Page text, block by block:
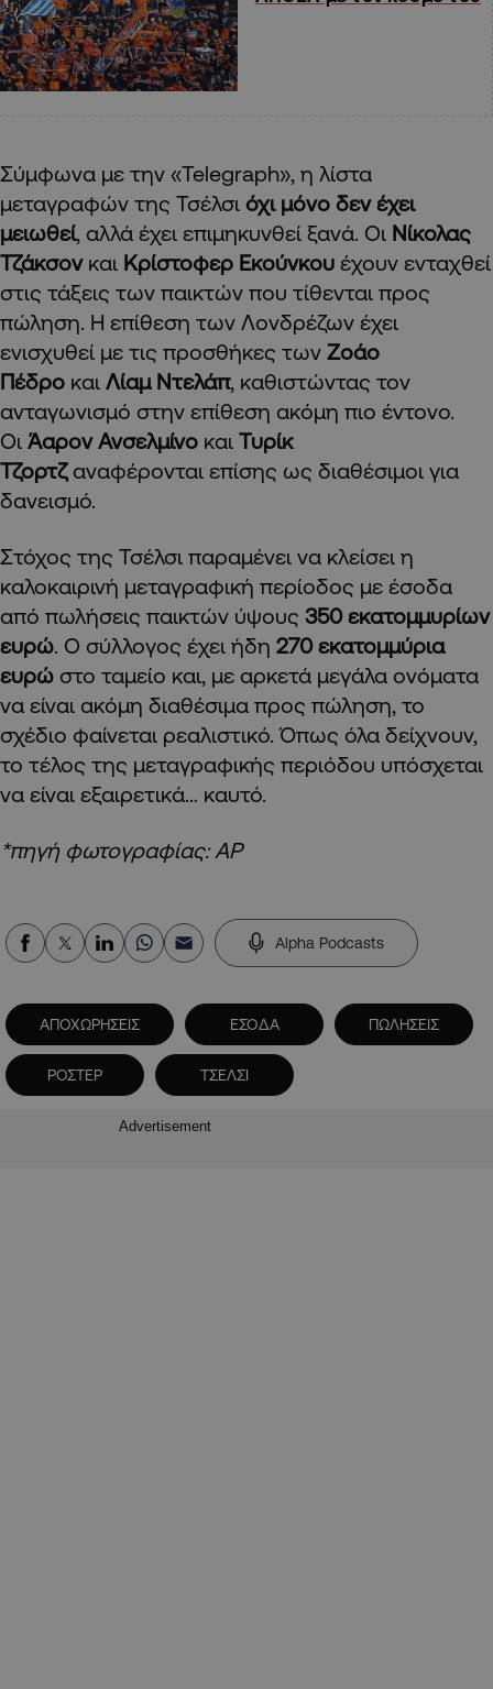
Σύμφωνα με την «Telegraph», η λίστα
μεταγραφών της Τσέλσι όχι μόνο δεν έχει
μειωθεί, αλλά έχει επιμηκυνθεί ξανά. Οι Νίκολας
Τζάκσονκαι Κρίστοφερ Εκούνκου έχουν ενταχθεί
στις τάξεις των παικτών που τίθενται προς
πώληση. Η επίθεση των Λονδρέζων έχει
ενισχυθεί με τις προσθήκες των Ζοάο
Πέδρο και Λίαμ Ντελάπ, καθιστώντας τον
ανταγωνισμό στην επίθεση ακόμη πιο έντονο.
Οι Άαρον Ανσελμίνο και Τυρίκ
Τζορτζαναφέρονται επίσης ως διαθέσιμοι για
δανεισμό.
Στόχος της Τσέλσι παραμένει να κλείσει η
καλοκαιρινή μεταγραφική περίοδος με έσοδα
από πωλήσεις παικτών ύψους 350 εκατομμυρίων
ευρώ. Ο σύλλογος έχει ήδη 270 εκατομμύρια
ευρώ στο ταμείο και, με αρκετά μεγάλα ονόματα
να είναι ακόμη διαθέσιμα προς πώληση, το
σχέδιο φαίνεται ρεαλιστικό. Όπως όλα δείχνουν,
το τέλος της μεταγραφικής περιόδου υπόσχεται
να είναι εξαιρετικά… καυτό.
*πηγή φωτογραφίας: ΑΡ
Alpha Podcasts
ΑΠΟΧΩΡΗΣΕΙΣ ΕΣΟΔΑ ΠΩΛΗΣΕΙΣ
ΡΟΣΤΕΡ ΤΣΕΛΣΙ
Advertisement